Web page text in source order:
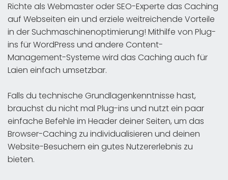
Richte als Webmaster oder SEO-Experte das Caching
auf Webseiten ein und erziele weitreichende Vorteile
in der Suchmaschinenoptimierung! Mithilfe von Plug-
ins für WordPress und andere Content-
Management-Systeme wird das Caching auch für
Laien einfach umsetzbar.
Falls du technische Grundlagenkenntnisse hast,
brauchst du nicht mal Plug-ins und nutzt ein paar
einfache Befehle im Header deiner Seiten, um das
Browser-Caching zu individualisieren und deinen
Website-Besuchern ein gutes Nutzererlebnis zu
bieten.